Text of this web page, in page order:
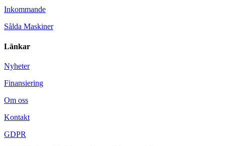
Inkommande
Sålda Maskiner
Länkar
Nyheter
Finansiering
Om oss
Kontakt
GDPR